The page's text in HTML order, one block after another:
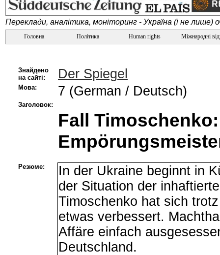
Переклади, аналітика, моніторинг - Україна (і не лише)
Головна Політика Human rights Міжнародні
Знайдено
на сайті:
Der Spiegel
Мова: 7 (German / Deutsch)
Заголовок:
Fall Timoschenko:
Резюме:
In der Ukraine beginnt in
der Situation der
Timoschenko hat sich
etwas verbessert.
Affäre einfach
Deutschland.